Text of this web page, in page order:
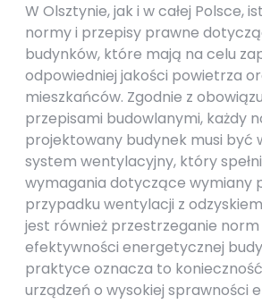
W Olsztynie, jak i w całej Polsce,
normy i przepisy prawne
budynków, które mają na celu
odpowiedniej jakości powietrza
mieszkańców. Zgodnie z
przepisami budowlanymi, każdy
projektowany budynek musi być
system wentylacyjny, który
wymagania dotyczące wymiany
przypadku wentylacji z
jest również przestrzeganie
efektywności energetycznej
praktyce oznacza to
urządzeń o wysokiej sprawności